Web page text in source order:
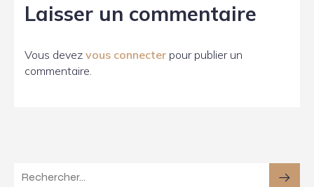
Laisser un commentaire
Vous devez vous connecter pour publier un
commentaire.